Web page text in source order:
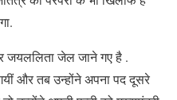
जयललिता जेल जाने गए है .
और तब उन्होंने अपना पद दूसरे